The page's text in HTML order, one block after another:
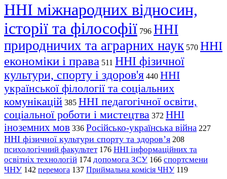
ННІ міжнародних відносин,
історії та філософії 796 ННІ
природничих та аграрних наук 570 ННІ
економіки і права 511 ННІ фізичної
культури, спорту і здоров'я 440 ННІ
української філології та соціальних
комунікацій 385 ННІ педагогічної освіти,
соціальної роботи і мистецтва 372 ННІ
іноземних мов 336 Російсько-українська війна 227
ННІ фізичної культури спорту та здоров’я 208
психологічний факультет 176 ННІ інформаційних та
освітніх технологій 174 допомога ЗСУ 166 спортсмени
ЧНУ 142 перемога 137 Приймальна комісія ЧНУ 119